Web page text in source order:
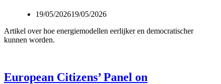
19/05/202619/05/2026
Artikel over hoe energiemodellen eerlijker en democratischer
kunnen worden.
European Citizens’ Panel on